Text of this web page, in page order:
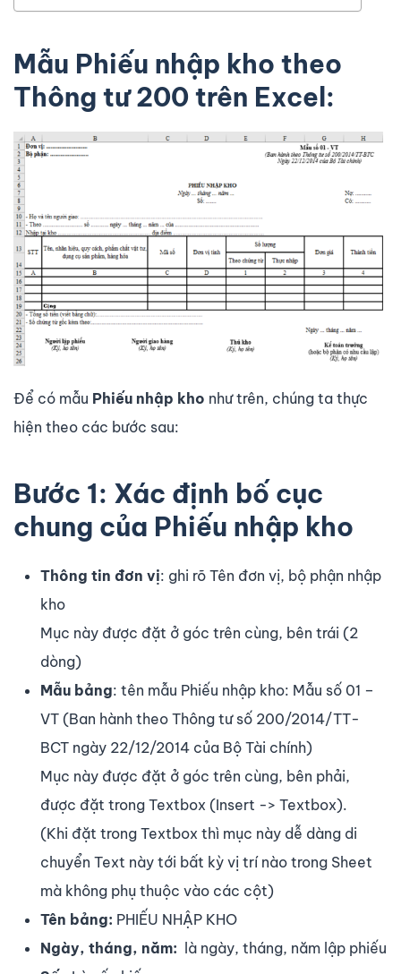
Mẫu Phiếu nhập kho theo
Thông tư 200 trên Excel:
Để có mẫu Phiếu nhập kho như trên, chúng ta thực
hiện theo các bước sau:
Bước 1: Xác định bố cục
chung của Phiếu nhập kho
Thông tin đơn vị: ghi rõ Tên đơn vị, bộ phận nhập
kho
Mục này được đặt ở góc trên cùng, bên trái (2
dòng)
Mẫu bảng: tên mẫu Phiếu nhập kho: Mẫu số 01 –
VT (Ban hành theo Thông tư số 200/2014/TT-
BCT ngày 22/12/2014 của Bộ Tài chính)
Mục này được đặt ở góc trên cùng, bên phải,
được đặt trong Textbox (Insert -> Textbox).
(Khi đặt trong Textbox thì mục này dễ dàng di
chuyển Text này tới bất kỳ vị trí nào trong Sheet
mà không phụ thuộc vào các cột)
Tên bảng: PHIẾU NHẬP KHO
Ngày, tháng, năm:
là ngày, tháng, năm lập phiếu